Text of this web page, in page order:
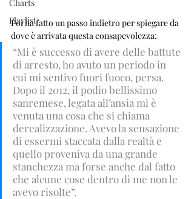
Charts
Playlist
Poi ha fatto un passo indietro per spiegare da
dove è arrivata questa consapevolezza:
“Mi è successo di avere delle battute
di arresto, ho avuto un periodo in
cui mi sentivo fuori fuoco, persa.
Dopo il 2012, il podio bellissimo
sanremese, legata all’ansia mi è
venuta una cosa che si chiama
derealizzazione. Avevo la sensazione
di essermi staccata dalla realtà e
quello proveniva da una grande
stanchezza ma forse anche dal fatto
che alcune cose dentro di me non le
avevo risolte”.